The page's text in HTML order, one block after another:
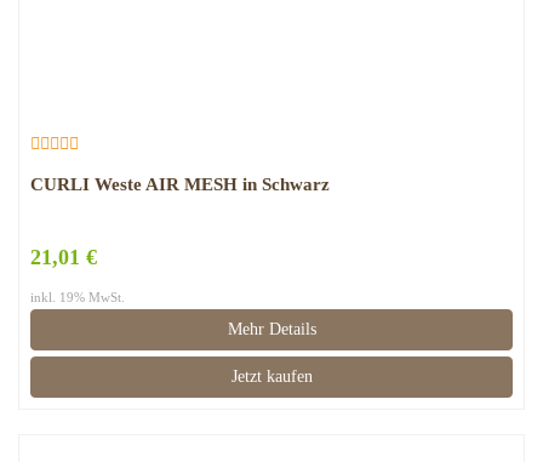
CURLI Weste AIR MESH in Schwarz
21,01 €
inkl. 19% MwSt.
Mehr Details
Jetzt kaufen